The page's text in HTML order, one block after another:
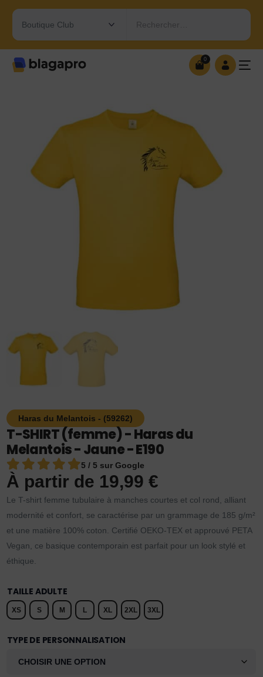
Rechercher…
0
Haras du Melantois - (59262)
T-SHIRT (femme) - Haras du
Melantois - Jaune - E190
5 / 5 sur Google
À partir de 19,99€
Le T-shirt femme tubulaire à manches courtes et col rond, alliant
modernité et confort, se caractérise par un grammage de 185 g/m²
et une matière 100% coton. Certifié OEKO-TEX et approuvé PETA
Vegan, ce basique contemporain est parfait pour un look stylé et
éthique.
TAILLE ADULTE
XS S M L XL 2XL 3XL
TYPE DE PERSONNALISATION